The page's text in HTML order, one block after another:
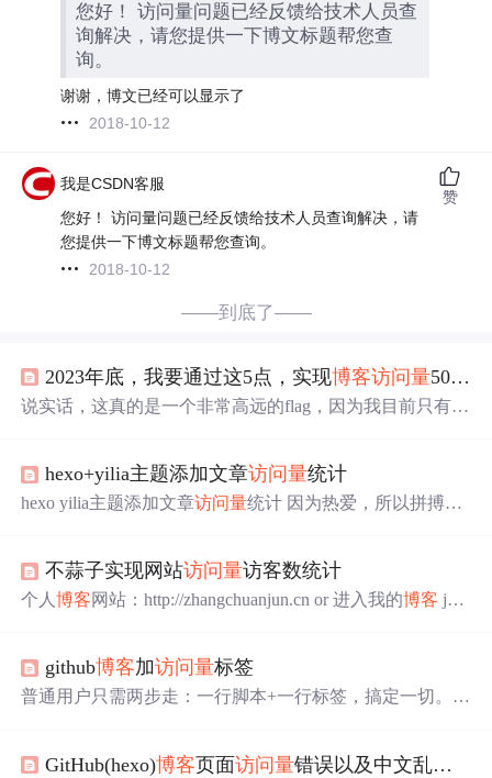
您好！ 访问量问题已经反馈给技术人员查
询解决，请您提供一下博文标题帮您查
询。
谢谢，博文已经可以显示了
2018-10-12
我是CSDN客服
您好！ 访问量问题已经反馈给技术人员查询解决，请
您提供一下博文标题帮您查询。
2018-10-12
赞
——到底了——
2023年底，我要通过这5点，实现博客访问量500W
说实话，这真的是一个非常高远的flag，因为我目前只有35
达成2023年底，博客访问量达到500W的KPI目标。
hexo+yilia主题添加文章访问量统计
hexo yilia主题添加文章访问量统计 因为热爱，所以拼搏。
百度的站长统计、leancloud，还有不蒜子，我用的是不蒜
子。 引入不蒜子 将下面代码添加在 /themes/yilia...
不蒜子实现网站访问量访客数统计
个人博客 网站：http://zhangchuanjun.cn or 进入我的博客 js
github博客加访问量标签
普通用户只需两步走：一行脚本+一行标签，搞定一切。追
下。 &lt;script async src="//dn-lbstatics.qbox.me/busuanzi/2.3/bGitHub(hexo)博客页面访问量错误以及中文乱码解决